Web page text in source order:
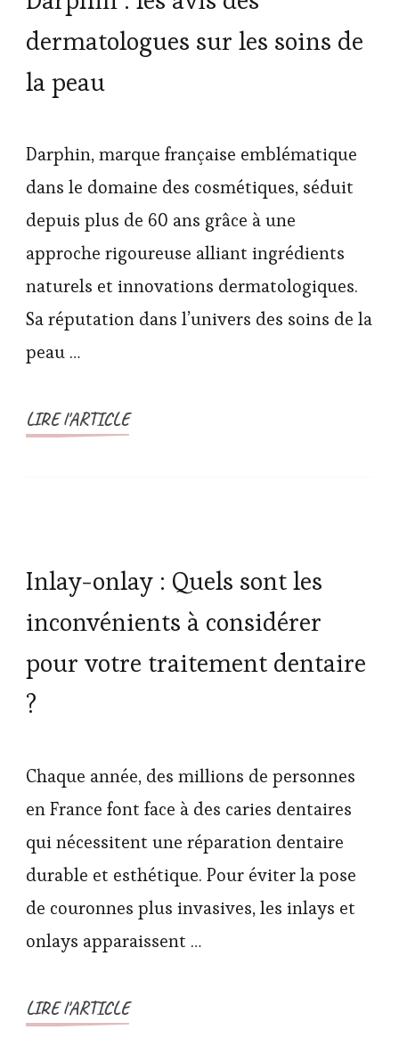
dermatologues sur les soins de
la peau
Darphin, marque française emblématique
dans le domaine des cosmétiques, séduit
depuis plus de 60 ans grâce à une
approche rigoureuse alliant ingrédients
naturels et innovations dermatologiques.
Sa réputation dans l’univers des soins de la
peau …
LIRE l'ARTICLE
Inlay-onlay : Quels sont les
inconvénients à considérer
pour votre traitement dentaire
?
Chaque année, des millions de personnes
en France font face à des caries dentaires
qui nécessitent une réparation dentaire
durable et esthétique. Pour éviter la pose
de couronnes plus invasives, les inlays et
onlays apparaissent …
LIRE l'ARTICLE